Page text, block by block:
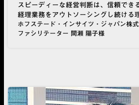
スピーディーな経営判断は、信頼で
経理業務をアウトソーシングし続ける
ホフステード・インサイツ・ジャパン株
ファシリテーター 間瀬 陽子様